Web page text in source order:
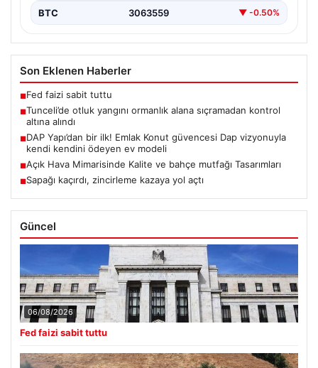
BTC 3063559 ▼ -0.50%
Son Eklenen Haberler
■Fed faizi sabit tuttu
■Tunceli’de otluk yangını ormanlık alana sıçramadan kontrol
altına alındı
■DAP Yapı’dan bir ilk! Emlak Konut güvencesi Dap vizyonuyla
kendi kendini ödeyen ev modeli
■Açık Hava Mimarisinde Kalite ve bahçe mutfağı Tasarımları
■Sapağı kaçırdı, zincirleme kazaya yol açtı
Güncel
06/08/2026
Fed faizi sabit tuttu